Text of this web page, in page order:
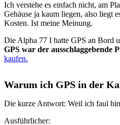
Ich verstehe es einfach nicht, am
Gehäuse ja kaum liegen, also liegt
Kosten. Ist meine Meinung.
Die Alpha 77 I hatte GPS an Bord
GPS war der ausschlaggebende
kaufen.
Warum ich GPS in der
Die kurze Antwort: Weil ich faul
Ausführlicher: